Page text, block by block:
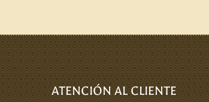
ATENCIÓN AL CLIENTE